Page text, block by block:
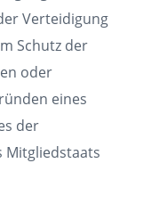
Verteidigung
Schutz der
oder
eines
der
Mitgliedstaats